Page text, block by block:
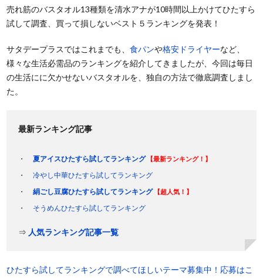
売れ筋のバスタオル13種類を清水アナが10時間以上かけてひたすら
試して調査、買って損しないベスト５ランキングを発表！
サタデープラスではこれまでも、食パンや格安ドライヤーなど、
様々な生活必需品のランキングを紹介してきましたが、今回は毎日
の生活にに欠かせないバスタオルを、独自の方法で徹底調査しまし
た。
最新ランキング記事
夏アイスひたすら試してランキング 【最新ランキング！】
冷やし中華ひたすら試してランキング
絹ごし豆腐ひたすら試してランキング
【超人気！】
そうめんひたすら試してランキング
⇒ 人気ランキング記事一覧
ひたすら試してランキングで調べてほしいテーマ募集中！応募はこ